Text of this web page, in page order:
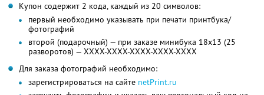
Купон содержит 2 кода, каждый из 20 символов:
первый необходимо указывать при печати принтбука/
фотографий
второй (подарочный) — при заказе минибука 18х13 (25
разворотов) — XXXX-XXXX-XXXX-XXXX-XXXX
Для заказа фотографий необходимо:
зарегистрироваться на сайте netPrint.ru